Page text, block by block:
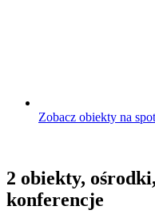
Zobacz obiekty na
2 obiekty,
konferencje